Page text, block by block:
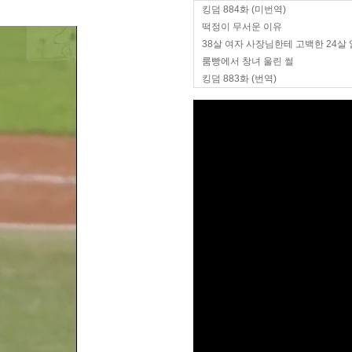
킹덤 884화 (미번역)
떡정이 무서운 이유
38살 여자 사장님한테 고백한 24살
룸빵에서 창녀 울린 썰
킹덤 883화 (번역)